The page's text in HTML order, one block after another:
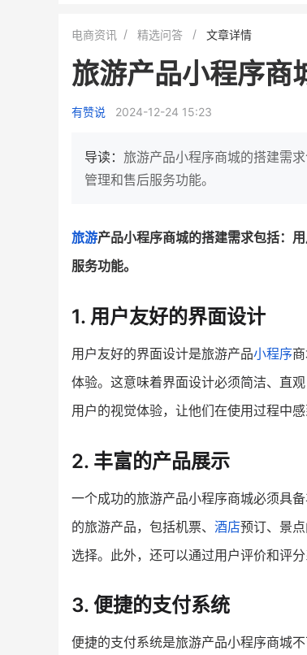
电商资讯 精选问答 文章详情
旅游产品小程序商
有赞说 2024-12-24 15:23
导读： 旅游产品小程序商城的搭建需
管理和售后服务功能。
旅游产品小程序商城的搭建需求包括：
服务功能。
1. 用户友好的界面设计
用户友好的界面设计是旅游产品小程序
体验。这意味着界面设计必须简洁、直
用户的视觉体验，让他们在使用过程中感
2. 丰富的产品展示
一个成功的旅游产品小程序商城必须具
的旅游产品，包括机票、 酒店预订、景
选择。此外，还可以通过用户评价和评
3. 便捷的支付系统
便捷的支付系统是旅游产品小程序商城
BEIESTATE贝易品牌
母婴
类目销售额
年度GMV
有货源没流量？母婴馆如何破局
他只用7年做到平台销冠，转战私
域如何破局？
查看详情
200 万
这家女装连锁